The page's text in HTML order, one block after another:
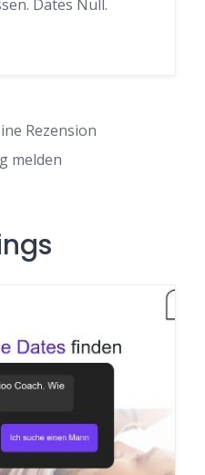
Dates Null.
Rezension
melden